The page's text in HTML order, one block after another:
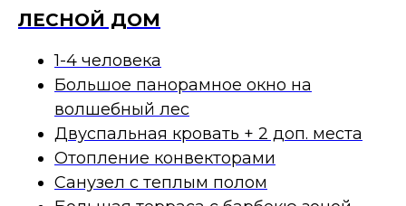
ЛЕСНОЙ ДОМ
1-4 человека
Большое панорамное окно на
волшебный лес
Двуспальная кровать + 2 доп. места
Отопление конвекторами
Санузел с теплым полом